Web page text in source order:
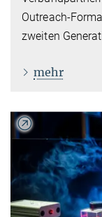
Outreach-
zweiten
mehr